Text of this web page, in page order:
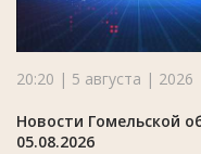
20:20 | 5 августа | 2026
Новости Гомельской
05.08.2026